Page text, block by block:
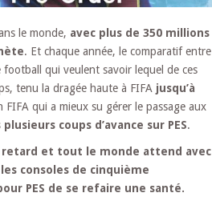
le monde, avec plus de 350 millions
. Et chaque année, le comparatif entre
football qui veulent savoir lequel de ces
tenu la dragée haute à FIFA jusqu’à
FIFA qui a mieux su gérer le passage aux
coups d’avance sur PES.
retard et tout le monde attend avec
consoles de cinquième
PES de se refaire une santé.